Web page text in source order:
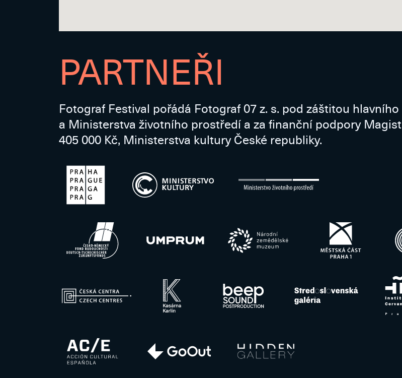
PARTNEŘI
Fotograf Festival pořádá Fotograf 07 z. s. pod záštitou
a Ministerstva životního prostředí a za finanční podpory
405 000 Kč, Ministerstva kultury České republiky.